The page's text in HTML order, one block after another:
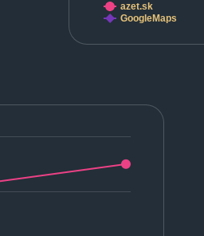
azet.sk
GoogleMaps